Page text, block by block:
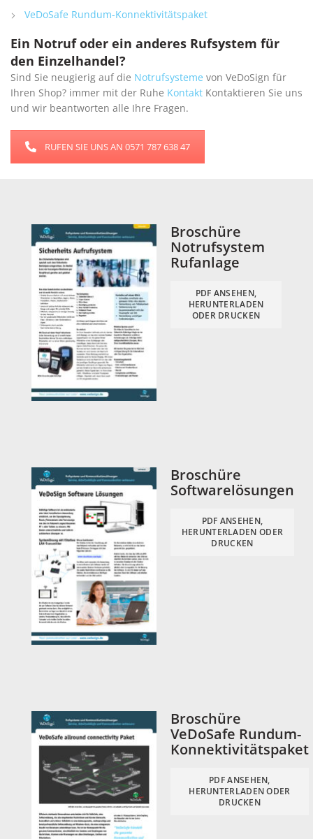
VeDoSafe Rundum-Konnektivitätspaket
Ein Notruf oder ein anderes Rufsystem für
den Einzelhandel?
Sind Sie neugierig auf die Notrufsysteme von VeDoSign für
Ihren Shop? immer mit der Ruhe Kontakt Kontaktieren Sie uns
und wir beantworten alle Ihre Fragen.
RUFEN SIE UNS AN 0571 787 638 47
Broschüre
Notrufsystem
Rufanlage
PDF ANSEHEN,
HERUNTERLADEN
ODER DRUCKEN
Broschüre
Softwarelösungen
PDF ANSEHEN,
HERUNTERLADEN ODER
DRUCKEN
Broschüre
VeDoSafe Rundum-
Konnektivitätspaket
PDF ANSEHEN,
HERUNTERLADEN ODER
DRUCKEN